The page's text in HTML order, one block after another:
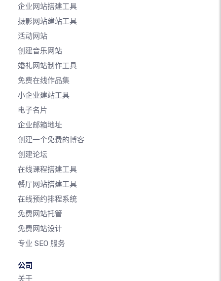
企业网站搭建工具
摄影网站建站工具
活动网站
创建音乐网站
婚礼网站制作工具
免费在线作品集
小企业建站工具
电子名片
企业邮箱地址
创建一个免费的博客
创建论坛
在线课程搭建工具
餐厅网站搭建工具
在线预约排程系统
免费网站托管
免费网站设计
专业 SEO 服务
公司
关于